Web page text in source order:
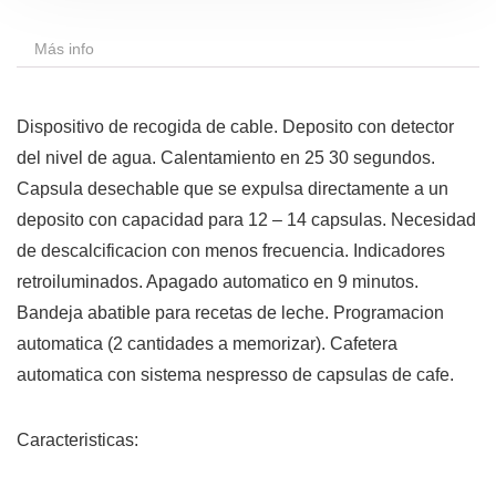
Más info
Dispositivo de recogida de cable. Deposito con detector
del nivel de agua. Calentamiento en 25 30 segundos.
Capsula desechable que se expulsa directamente a un
deposito con capacidad para 12 – 14 capsulas. Necesidad
de descalcificacion con menos frecuencia. Indicadores
retroiluminados. Apagado automatico en 9 minutos.
Bandeja abatible para recetas de leche. Programacion
automatica (2 cantidades a memorizar). Cafetera
automatica con sistema nespresso de capsulas de cafe.
Caracteristicas: